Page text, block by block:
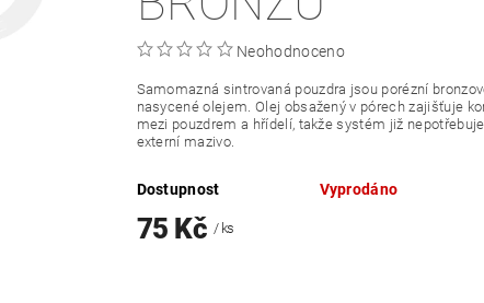
Neohodnoceno
Samomazná sintrovaná pouzdra jsou porézní
nasycené olejem. Olej obsažený v pórech zajišťuje
mezi pouzdrem a hřídelí, takže systém již
externí mazivo.
Dostupnost Vyprodáno
75 Kč / ks